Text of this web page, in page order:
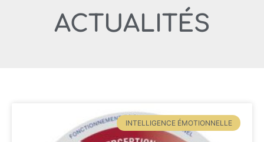
ACTUALITÉS
INTELLIGENCE ÉMOTIONNELLE